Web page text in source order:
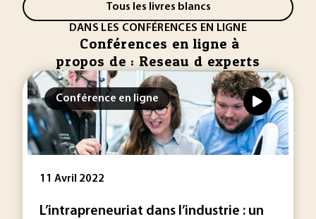
Tous les livres blancs
DANS LES CONFÉRENCES EN LIGNE
Conférences en ligne à
propos de : Reseau d experts
Conférence en ligne
11 Avril 2022
L’intrapreneuriat dans l’industrie : un